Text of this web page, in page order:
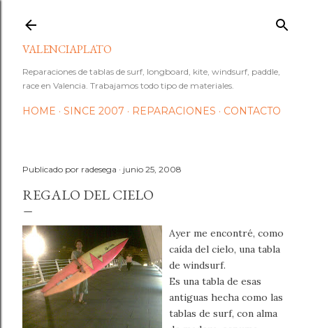
VALENCIAPLATO
Reparaciones de tablas de surf, longboard, kite, windsurf, paddle,
race en Valencia. Trabajamos todo tipo de materiales.
HOME SINCE 2007 REPARACIONES CONTACTO
Publicado por radesega junio 25, 2008
REGALO DEL CIELO
Ayer me encontré, como
caída del cielo, una tabla
de windsurf.
Es una tabla de esas
antiguas hecha como las
tablas de surf, con alma